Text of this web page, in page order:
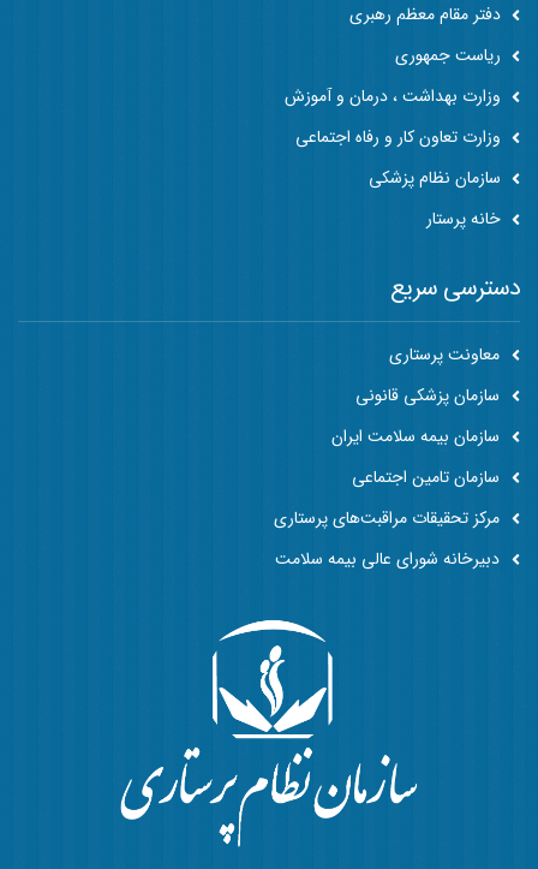
دفتر مقام معظم رهبری
ریاست جمهوری
وزارت بهداشت ، درمان و آموزش
وزارت تعاون کار و رفاه اجتماعی
سازمان نظام پزشکی
خانه پرستار
دسترسی سریع
معاونت پرستاری
سازمان پزشکی قانونی
سازمان بیمه سلامت ایران
سازمان تامین اجتماعی
مرکز تحقیقات مراقبت‌های پرستاری
دبیرخانه شورای عالی بیمه سلامت